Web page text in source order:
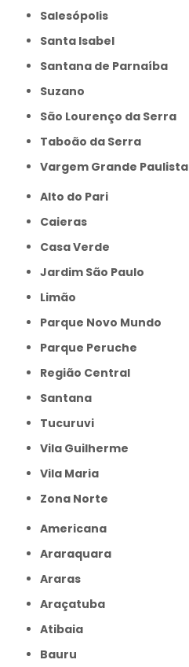
Salesópolis
Santa Isabel
Santana de Parnaíba
Suzano
São Lourenço da Serra
Taboão da Serra
Vargem Grande Paulista
Alto do Pari
Caieras
Casa Verde
Jardim São Paulo
Limão
Parque Novo Mundo
Parque Peruche
Região Central
Santana
Tucuruvi
Vila Guilherme
Vila Maria
Zona Norte
Americana
Araraquara
Araras
Araçatuba
Atibaia
Bauru